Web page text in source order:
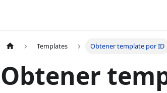
Templates Obtener template por ID
Obtener